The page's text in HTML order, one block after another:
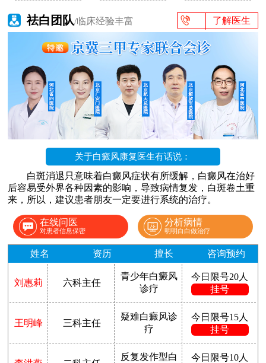
祛白团队/临床经验丰富 了解医生
关于白癜风康复医生有话说：
白斑消退只意味着白癜风症状有所缓解，白癜风在治好
后容易受外界各种因素的影响，导致病情复发，白斑卷土重
来，所以，建议患者朋友一定要进行系统的治疗。
在线问医
对患者信息保密
分析病情
明明白白做治疗
姓名 资历 擅长 咨询预约
刘惠莉 六科主任
青少年白癜风
诊疗
今日限号20人
挂号
王明峰 三科主任
疑难白癜风诊
疗
今日限号15人
挂号
反复发作型白
今日限号10人